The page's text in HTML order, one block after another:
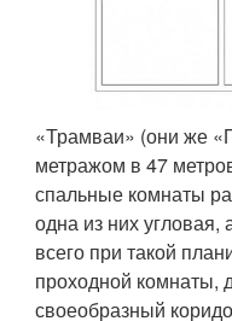
«Трамваи» (они же
метражом в 47
спальные комнаты
одна из них
всего при такой
проходной комнаты,
своеобразный